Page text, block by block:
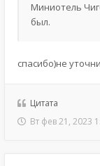
Миниотель
был.
спасибо)не
Цитата
Вт фев 21, 2023